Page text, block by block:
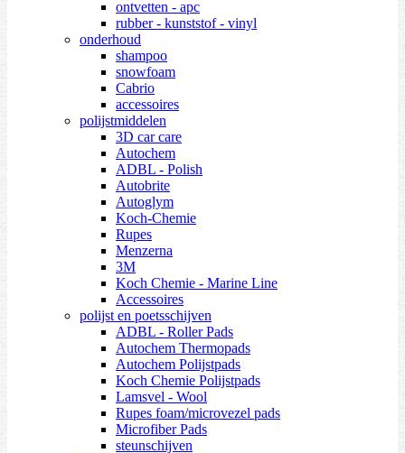
ontvetten - apc
rubber - kunststof - vinyl
onderhoud
shampoo
snowfoam
Cabrio
accessoires
polijstmiddelen
3D car care
Autochem
ADBL - Polish
Autobrite
Autoglym
Koch-Chemie
Rupes
Menzerna
3M
Koch Chemie - Marine Line
Accessoires
polijst en poetsschijven
ADBL - Roller Pads
Autochem Thermopads
Autochem Polijstpads
Koch Chemie Polijstpads
Lamsvel - Wool
Rupes foam/microvezel pads
Microfiber Pads
steunschijven